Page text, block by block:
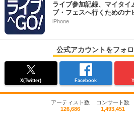
ライブ参加記録、マイタイ
ブ・フェスへ行くためのナ
iPhone
公式アカウントをフォ
X(Twitter) Facebook
アーティスト数
126,686
コンサート数
1,493,451